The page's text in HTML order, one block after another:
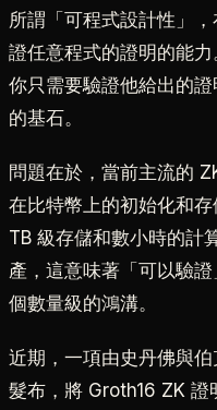
所謂「可程式設計性」
證任意程式的證明的能
你只需要驗證他給出的
的基石。
問題在於，當前主流的
在比特幣上的初始化和
TB 級存儲和數小時的計
產，這意味著「可以驗
個數量級的鴻溝。
近期，一項由史丹佛與
髮布，將 Groth16 ZK 證